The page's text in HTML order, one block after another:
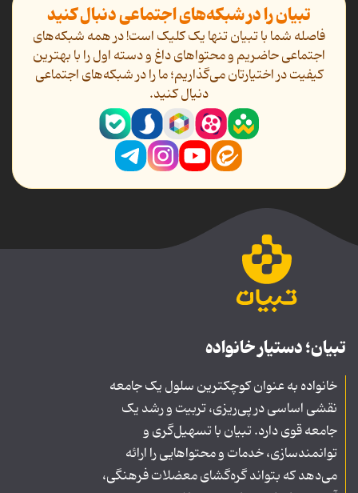
تبیان را در شبکه‌های اجتماعی دنبال کنید
فاصله شما با تبیان تنها یک کلیک است! در همه شبکه‌های
اجتماعی حاضریم و محتواهای داغ و دسته اول را با بهترین
کیفیت در اختیارتان می‌گذاریم؛ ما را در شبکه‌های اجتماعی
دنیال کنید.
تبیان؛ دستیار خانواده
خانواده به عنوان کوچکترین سلول یک جامعه
نقشی اساسی در پی‌ریزی، تربیت و رشد یک
جامعه قوی دارد. تبیان با تسهیل‌گری و
توانمندسازی، خدمات و محتواهایی را ارائه
می‌دهد که بتواند گره‌گشای معضلات فرهنگی،